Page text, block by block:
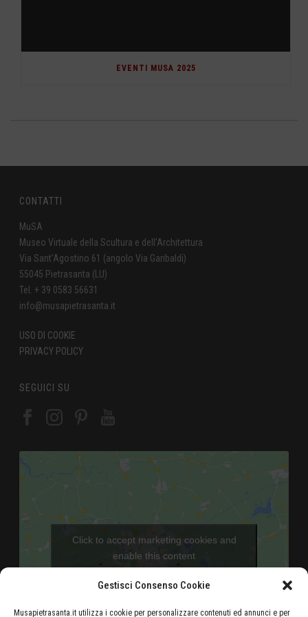
Gestisci Consenso Cookie
Musapietrasanta.it utilizza i cookie per personalizzare contenuti ed annunci e per
EVENTI MUSA 2025
CONTATTI
MuSA
Museo Virtuale della Scultura e dell'Architettura
Via Sant'Agostino 61 (angolo Via Garibaldi)
55045 Pietrasanta (LU)
Tel. + 39 0583 56631
info@musapietrasanta.it
USO DI COOKIE
PRIVACY POLICY
SEGUICI SU
Click to accept marketing cookies and
enable this content